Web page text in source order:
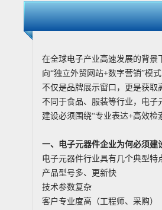
在全球电子产业高速发展的背景
向“独立外贸网站+数字营销”模
不仅是品牌展示窗口，更是获取
不同于食品、服装等行业，电子
建设必须围绕“专业表达+高效检
一、电子元器件企业为何必须建
电子元器件行业具有几个典型特
产品型号多、更新快
技术参数复杂
客户专业度高（工程师、采购）